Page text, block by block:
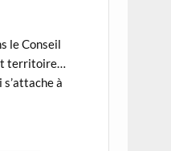
le Conseil
territoire…
à